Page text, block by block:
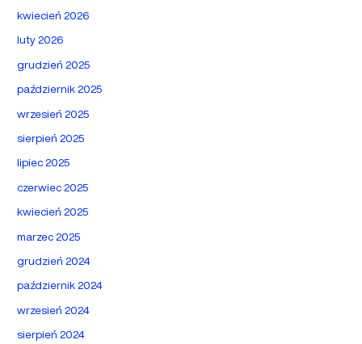
kwiecień 2026
luty 2026
grudzień 2025
październik 2025
wrzesień 2025
sierpień 2025
lipiec 2025
czerwiec 2025
kwiecień 2025
marzec 2025
grudzień 2024
październik 2024
wrzesień 2024
sierpień 2024